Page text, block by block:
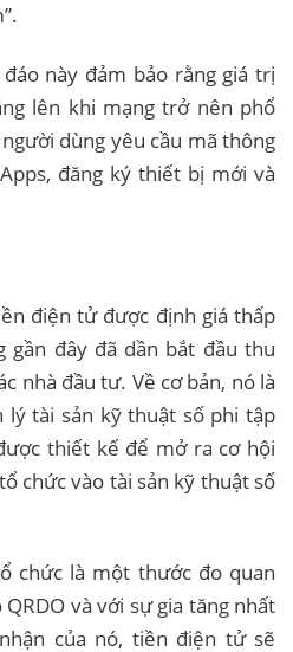
này đảm bảo rằng giá trị
lên khi mạng trở nên phổ
dùng yêu cầu mã thông
đăng ký thiết bị mới và
điện tử được định giá thấp
gần đây đã dần bắt đầu thu
nhà đầu tư. Về cơ bản, nó là
lý tài sản kỹ thuật số phi tập
thiết kế để mở ra cơ hội
chức vào tài sản kỹ thuật số
chức là một thước đo quan
và với sự gia tăng nhất
của nó, tiền điện tử sẽ